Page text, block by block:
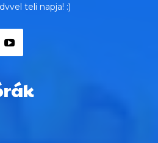
teli napja! :)